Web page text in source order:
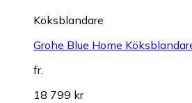
Köksblandare
Grohe Blue Home
fr.
18 799 kr